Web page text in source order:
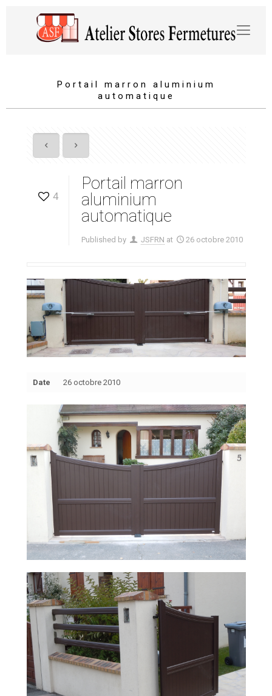
Portail marron aluminium
automatique
4
Portail marron
aluminium
automatique
Published by JSFRN at 26 octobre 2010
Date 26 octobre 2010